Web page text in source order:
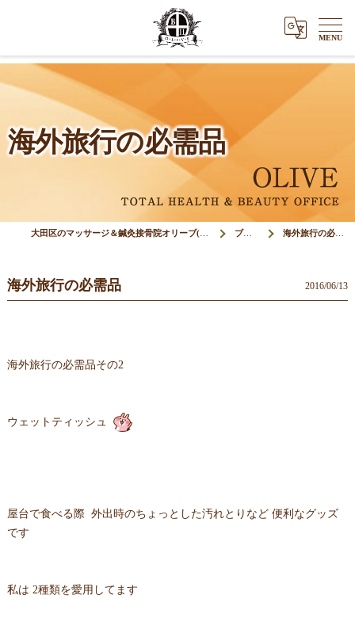
海外旅行の必需品
大田区のマッサージ＆鍼灸接骨院オリーブ(Olive) ブログ 海外旅行の必需品
海外旅行の必需品 2016/06/13
海外旅行の必需品その2
ウェットティッシュ
屋台で食べる際 外出時のちょっとした汚れとりなど 便利なグッズ
です
私は 2種類を愛用してます